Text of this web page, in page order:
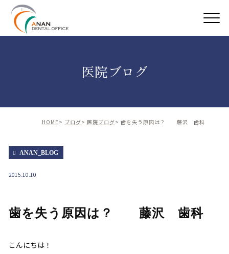
医院ブログ
HOME ブログ 医院ブログ 歯を失う原因は？ 藤沢 歯科
ANAN_BLOG
2015.10.10
歯を失う原因は？ 藤沢 歯科
こんにちは！